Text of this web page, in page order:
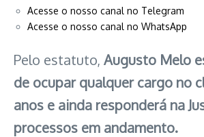
Acesse o nosso canal no Telegram
Acesse o nosso canal no WhatsApp
Pelo estatuto, Augusto Melo
de ocupar qualquer cargo no
anos e ainda responderá na
processos em andamento.